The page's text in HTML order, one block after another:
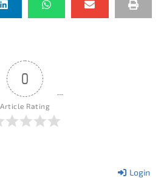
0
Article Rating
Login